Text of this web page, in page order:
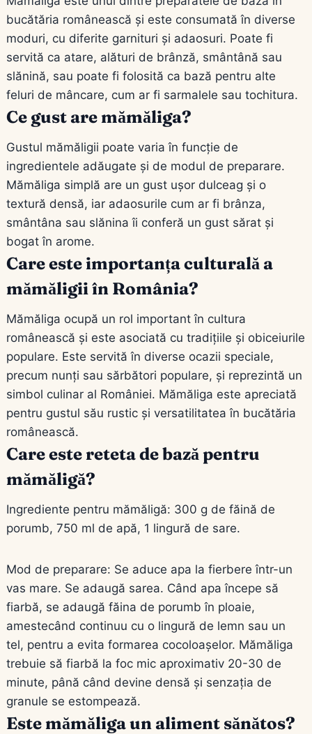
bucătăria românească și este consumată în diverse
moduri, cu diferite garnituri și adaosuri. Poate fi
servită ca atare, alături de brânză, smântână sau
slănină, sau poate fi folosită ca bază pentru alte
feluri de mâncare, cum ar fi sarmalele sau tochitura.
Ce gust are mămăliga?
Gustul mămăligii poate varia în funcție de
ingredientele adăugate și de modul de preparare.
Mămăliga simplă are un gust ușor dulceag și o
textură densă, iar adaosurile cum ar fi brânza,
smântâna sau slănina îi conferă un gust sărat și
bogat în arome.
Care este importanța culturală a
mămăligii în România?
Mămăliga ocupă un rol important în cultura
românească și este asociată cu tradițiile și obiceiurile
populare. Este servită în diverse ocazii speciale,
precum nunți sau sărbători populare, și reprezintă un
simbol culinar al României. Mămăliga este apreciată
pentru gustul său rustic și versatilitatea în bucătăria
românească.
Care este reteta de bază pentru
mămăligă?
Ingrediente pentru mămăligă: 300 g de făină de
porumb, 750 ml de apă, 1 lingură de sare.
Mod de preparare: Se aduce apa la fierbere într-un
vas mare. Se adaugă sarea. Când apa începe să
fiarbă, se adaugă făina de porumb în ploaie,
amestecând continuu cu o lingură de lemn sau un
tel, pentru a evita formarea cocoloașelor. Mămăliga
trebuie să fiarbă la foc mic aproximativ 20-30 de
minute, până când devine densă și senzația de
granule se estompează.
Este mămăliga un aliment sănătos?